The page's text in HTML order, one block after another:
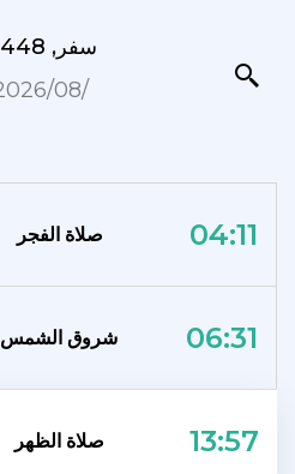
24 سفر, 1448
07‏/08‏/2026
صلاة الفجر 04:11
شروق الشمس 06:31
صلاة الظهر 13:57